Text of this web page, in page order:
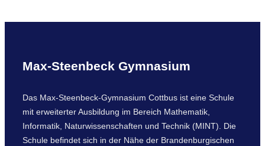
c
Max-Steenbeck Gymnasium
Das Max-Steenbeck-Gymnasium Cottbus ist eine Schule
mit erweiterter Ausbildung im Bereich Mathematik,
Informatik, Naturwissenschaften und Technik (MINT). Die
Schule befindet sich in der Nähe der Brandenburgischen